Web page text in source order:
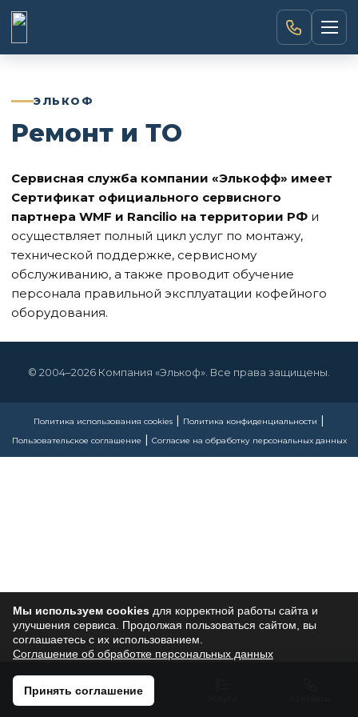
О компании
Доставка и оплата →
Кредит
Аренда
Услуги
Отзывы →
ЭЛЬКОФ
Ремонт и ТО
Сервисная служба компании «Элькофф» имеет
Сертификат официального сервисного
партнера WMF и Rancilio на территории РФ и
осуществляет полный цикл услуг по монтажу,
технической поддержке, сервисному
обслуживанию, а также проводит обучение
персонала правильной эксплуатации кофейного
оборудования.
© 2004–2026 Компания «Элькоф». Все права защищены.
Главная
Политика использования cookies | Политика конфиденциальности |
Пользовательское соглашение | Согласие на обработку персональных данных
Мы используем cookies для корректной работы сайта и
улучшения сервиса. Продолжая пользоваться сайтом, вы
соглашаетесь с их использованием.
Соглашение об обработке персональных данных
Принять соглашение